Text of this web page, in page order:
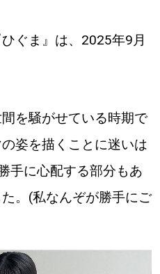
ぐま』は、2025年9月
を騒がせている時期で
姿を描くことに迷いは
手に心配する部分もあ
。(私なんぞが勝手にご